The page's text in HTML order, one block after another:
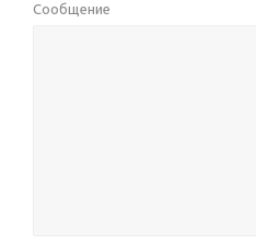
Сообщение